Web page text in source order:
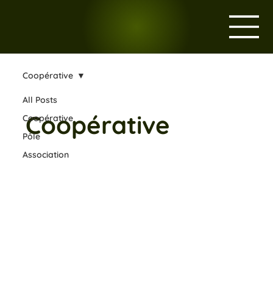
All Posts
Coopérative
Pôle
Association
Coopérative
Coopérative